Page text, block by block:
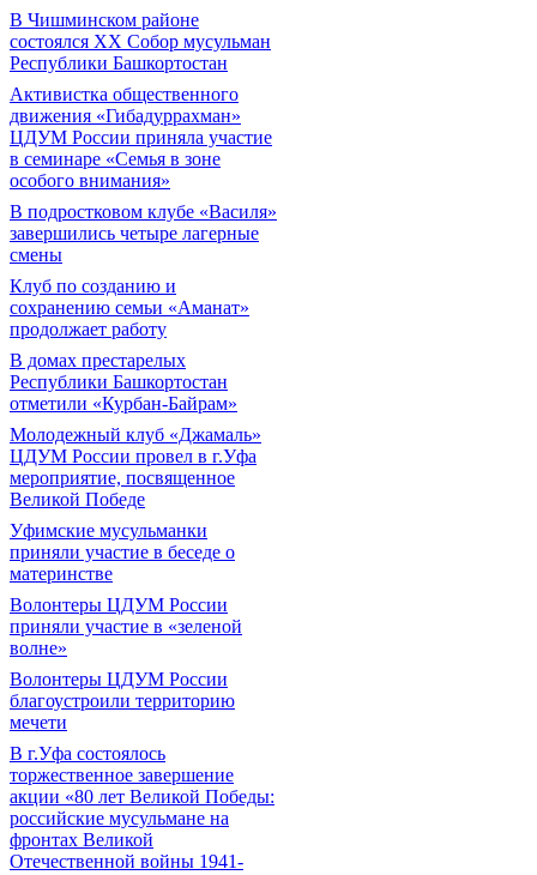
В Чишминском районе
состоялся XX Собор мусульман
Республики Башкортостан
Активистка общественного
движения «Гибадуррахман»
ЦДУМ России приняла участие
в семинаре «Семья в зоне
особого внимания»
В подростковом клубе «Василя»
завершились четыре лагерные
смены
Клуб по созданию и
сохранению семьи «Аманат»
продолжает работу
В домах престарелых
Республики Башкортостан
отметили «Курбан-Байрам»
Молодежный клуб «Джамаль»
ЦДУМ России провел в г.Уфа
мероприятие, посвященное
Великой Победе
Уфимские мусульманки
приняли участие в беседе о
материнстве
Волонтеры ЦДУМ России
приняли участие в «зеленой
волне»
Волонтеры ЦДУМ России
благоустроили территорию
мечети
В г.Уфа состоялось
торжественное завершение
акции «80 лет Великой Победы:
российские мусульмане на
фронтах Великой
Отечественной войны 1941-